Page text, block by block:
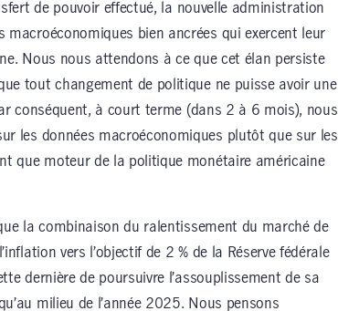
de pouvoir effectué, la nouvelle administration
macroéconomiques bien ancrées qui exercent leur
Nous nous attendons à ce que cet élan persiste
tout changement de politique ne puisse avoir une
conséquent, à court terme (dans 2 à 6 mois), nous
les données macroéconomiques plutôt que sur les
que moteur de la politique monétaire américaine
la combinaison du ralentissement du marché de
vers l’objectif de 2 % de la Réserve fédérale
dernière de poursuivre l’assouplissement de sa
milieu de l’année 2025. Nous pensons